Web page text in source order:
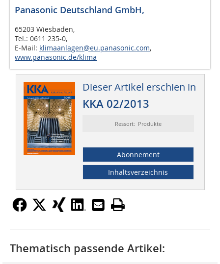
Panasonic Deutschland GmbH,
65203 Wiesbaden,
Tel.: 0611 235-0,
E-Mail: klimaanlagen@eu.panasonic.com,
www.panasonic.de/klima
Dieser Artikel erschien in
KKA 02/2013
Ressort: Produkte
Abonnement
Inhaltsverzeichnis
Thematisch passende Artikel: